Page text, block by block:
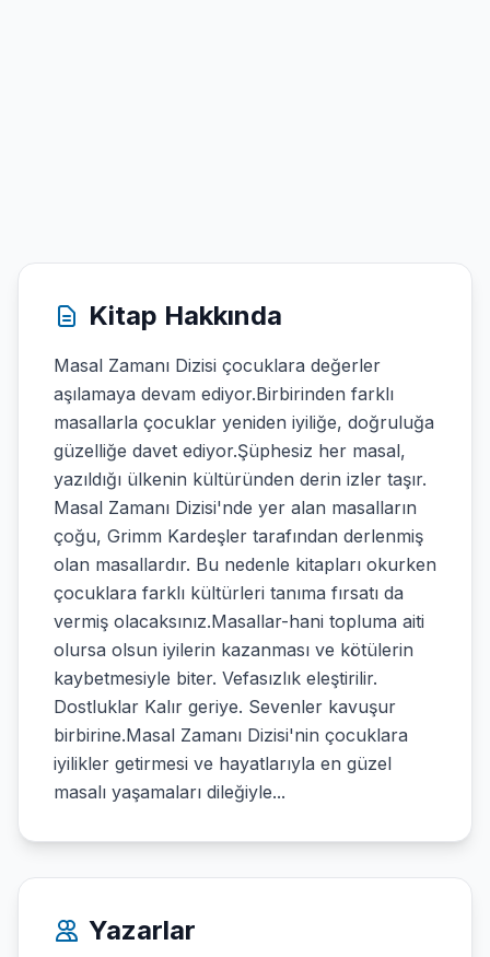
Kitap Hakkında
Masal Zamanı Dizisi çocuklara değerler
aşılamaya devam ediyor.Birbirinden farklı
masallarla çocuklar yeniden iyiliğe, doğruluğa
güzelliğe davet ediyor.Şüphesiz her masal,
yazıldığı ülkenin kültüründen derin izler taşır.
Masal Zamanı Dizisi'nde yer alan masalların
çoğu, Grimm Kardeşler tarafından derlenmiş
olan masallardır. Bu nedenle kitapları okurken
çocuklara farklı kültürleri tanıma fırsatı da
vermiş olacaksınız.Masallar-hani topluma aiti
olursa olsun iyilerin kazanması ve kötülerin
kaybetmesiyle biter. Vefasızlık eleştirilir.
Dostluklar Kalır geriye. Sevenler kavuşur
birbirine.Masal Zamanı Dizisi'nin çocuklara
iyilikler getirmesi ve hayatlarıyla en güzel
masalı yaşamaları dileğiyle...
Yazarlar